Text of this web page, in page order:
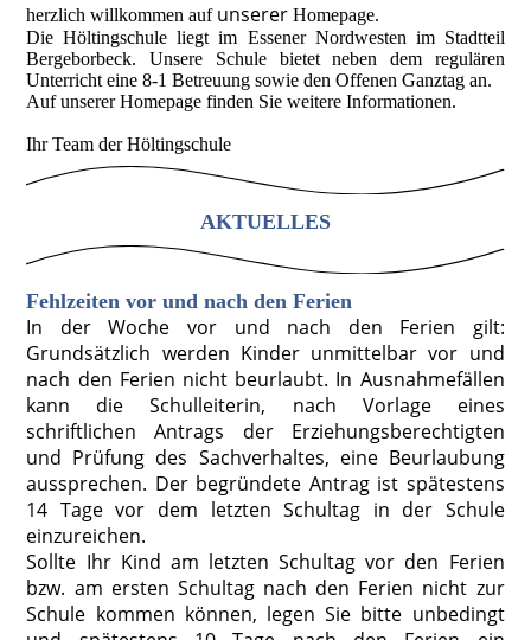
herzlich willkommen auf unserer Homepage.
Die Höltingschule liegt im Essener Nordwesten im Stadtteil
Bergeborbeck. Unsere Schule bietet neben dem regulären
Unterricht eine 8-1 Betreuung sowie den Offenen Ganztag an.
Auf unserer Homepage finden Sie weitere Informationen.
Ihr Team der Höltingschule
AKTUELLES
Fehlzeiten vor und nach den Ferien
In der Woche vor und nach den Ferien gilt:
Grundsätzlich werden Kinder unmittelbar vor und
nach den Ferien nicht beurlaubt. In Ausnahmefällen
kann die Schulleiterin, nach Vorlage eines
schriftlichen Antrags der Erziehungsberechtigten
und Prüfung des Sachverhaltes, eine Beurlaubung
aussprechen. Der begründete Antrag ist spätestens
14 Tage vor dem letzten Schultag in der Schule
einzureichen.
Sollte Ihr Kind am letzten Schultag vor den Ferien
bzw. am ersten Schultag nach den Ferien nicht zur
Schule kommen können, legen Sie bitte unbedingt